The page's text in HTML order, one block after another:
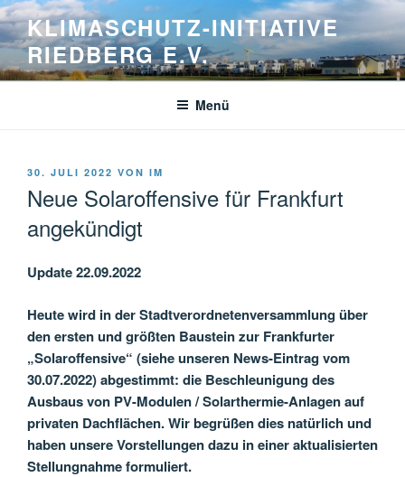
Zum
Inhalt
springen
KLIMASCHUTZ-INITIATIVE
RIEDBERG E.V.
Menü
VERÖFFENTLICHT
30. JULI 2022 VON IM
Neue Solaroffensive für Frankfurt
angekündigt
Update 22.09.2022
Heute wird in der Stadtverordnetenversammlung über
den ersten und größten Baustein zur Frankfurter
„Solaroffensive“ (siehe unseren News-Eintrag vom
30.07.2022) abgestimmt: die Beschleunigung des
Ausbaus von PV-Modulen / Solarthermie-Anlagen auf
privaten Dachflächen. Wir begrüßen dies natürlich und
haben unsere Vorstellungen dazu in einer aktualisierten
Stellungnahme formuliert.